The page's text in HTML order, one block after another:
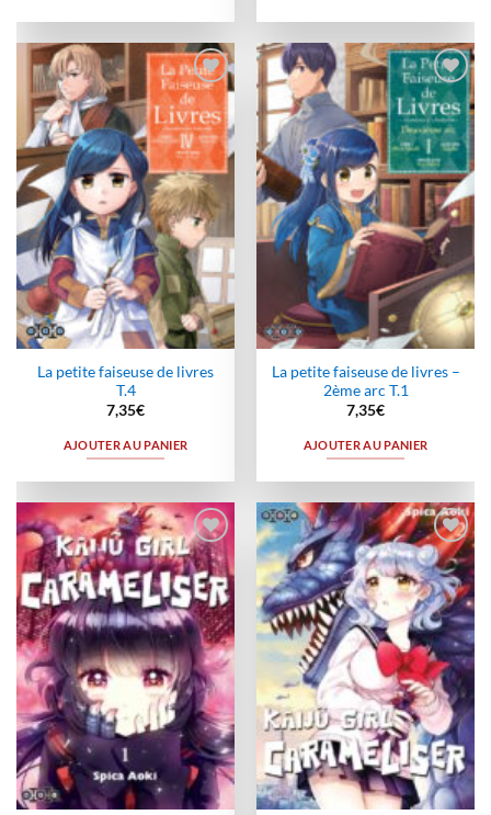
Ajouter
à la
wishlist
La petite faiseuse de livres
T.4
7,35€
AJOUTER AU PANIER
Ajouter
à la
wishlist
La petite faiseuse de livres –
2ème arc T.1
7,35€
AJOUTER AU PANIER
Ajouter
à la
wishlist
Ajouter
à la
wishlist